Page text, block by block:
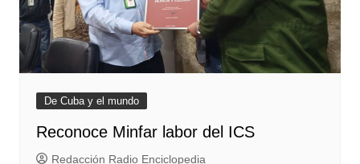
De Cuba y el mundo
Reconoce Minfar labor del ICS
Redacción Radio Enciclopedia